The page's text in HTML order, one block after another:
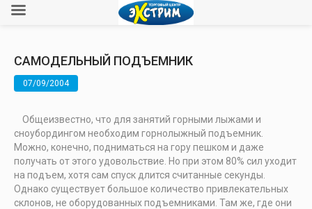
САМОДЕЛЬНЫЙ ПОДЪЕМНИК
07/09/2004
Общеизвестно, что для занятий горными лыжами и
сноубордингом необходим горнолыжный подъемник.
Можно, конечно, подниматься на гору пешком и даже
получать от этого удовольствие. Но при этом 80% сил уходит
на подъем, хотя сам спуск длится считанные секунды.
Однако существует большое количество привлекательных
склонов, не оборудованных подъемниками. Там же, где они